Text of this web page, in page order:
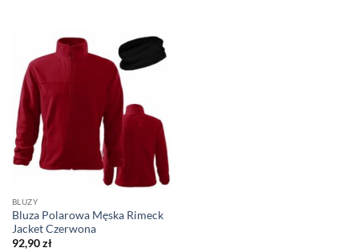
BLUZY
Bluza Polarowa Męska Rimeck
Jacket Czerwona
92,90zł